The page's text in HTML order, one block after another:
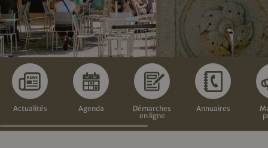
Actualités Agenda
Démarches
en ligne
Annuaires